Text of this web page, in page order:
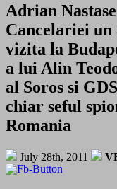
Adrian
Cancelariei un
vizita la
a lui Alin
al Soros si
chiar seful
Romania
July 28th, 2011